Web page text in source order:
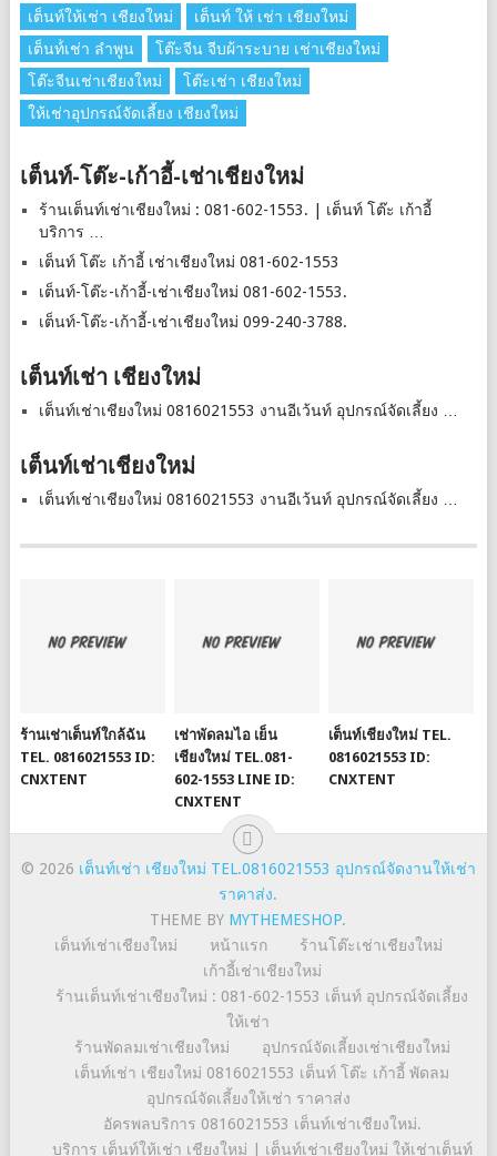
เต็นท์ให้เช่า เชียงใหม่
เต็นท์ ให้ เช่า เชียงใหม่
เต็นท์่เช่า ลำพูน
โต๊ะจีน จีบผ้าระบาย เช่าเชียงใหม่
โต๊ะจีนเช่าเชียงใหม่
โต๊ะเช่า เชียงใหม่
ให้เช่าอุปกรณ์จัดเลี้ยง เชียงใหม่
เต็นท์-โต๊ะ-เก้าอี้-เช่าเชียงใหม่
ร้านเต็นท์เช่าเชียงใหม่ : 081-602-1553. | เต็นท์ โต๊ะ เก้าอี้
บริการ …
เต็นท์ โต๊ะ เก้าอี้ เช่าเชียงใหม่ 081-602-1553
เต็นท์-โต๊ะ-เก้าอี้-เช่าเชียงใหม่ 081-602-1553.
เต็นท์-โต๊ะ-เก้าอี้-เช่าเชียงใหม่ 099-240-3788.
เต็นท์เช่า เชียงใหม่
เต็นท์เช่าเชียงใหม่ 0816021553 งานอีเว้นท์ อุปกรณ์จัดเลี้ยง …
เต็นท์เช่าเชียงใหม่
เต็นท์เช่าเชียงใหม่ 0816021553 งานอีเว้นท์ อุปกรณ์จัดเลี้ยง …
ร้านเช่าเต็นท์ใกล้ฉัน
TEL. 0816021553 ID:
CNXTENT
เช่าพัดลมไอ เย็น
เชียงใหม่ TEL.081-
602-1553 LINE ID:
CNXTENT
เต็นท์เชียงใหม่ TEL.
0816021553 ID:
CNXTENT
© 2026 เต็นท์เช่า เชียงใหม่ TEL.0816021553 อุปกรณ์จัดงานให้เช่า
ราคาส่ง.
THEME BY MYTHEMESHOP.
เต็นท์เช่าเชียงใหม่
หน้าแรก
ร้านโต๊ะเช่าเชียงใหม่
เก้าอี้เช่าเชียงใหม่
ร้านเต็นท์เช่าเชียงใหม่ : 081-602-1553 เต็นท์ อุปกรณ์จัดเลี้ยง
ให้เช่า
ร้านพัดลมเช่าเชียงใหม่
อุปกรณ์จัดเลี้ยงเช่าเชียงใหม่
เต็นท์เช่า เชียงใหม่ 0816021553 เต็นท์ โต๊ะ เก้าอี้ พัดลม
อุปกรณ์จัดเลี้ยงให้เช่า ราคาส่ง
อัครพลบริการ 0816021553 เต็นท์เช่าเชียงใหม่.
บริการ เต็นท์ให้เช่า เชียงใหม่ | เต็นท์เช่าเชียงใหม่ ให้เช่าเต็นท์